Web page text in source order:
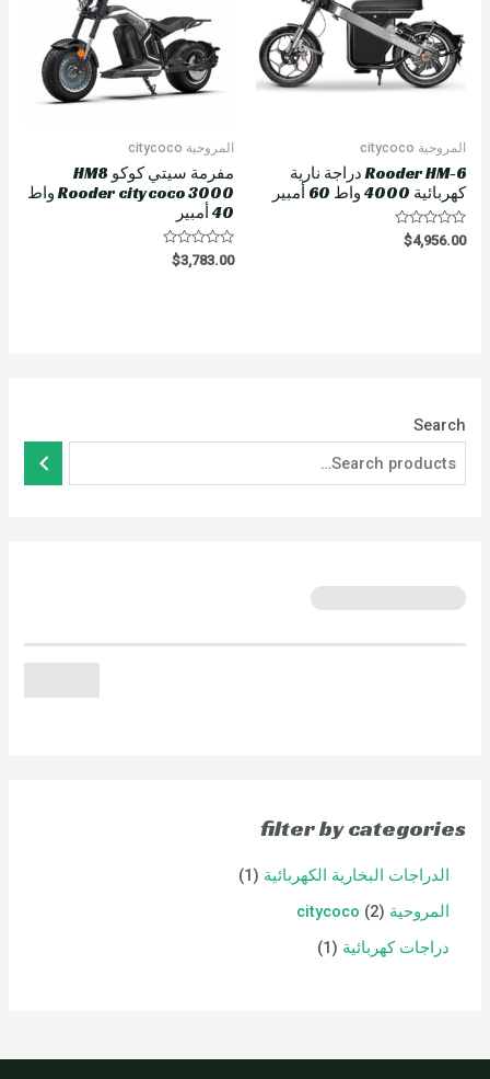
Search
filter by categories
الدراجات البخارية الكهربائية 1
المروحية citycoco 2
دراجات كهربائية 1
المروحية citycoco
Rooder HM-6 دراجة نارية
كهربائية 4000 واط 60 أمبير
Rated
$4,956.00
المروحية citycoco
مفرمة سيتي كوكو HM8
Rooder citycoco 3000 واط
40 أمبير
Rated
$3,783.00